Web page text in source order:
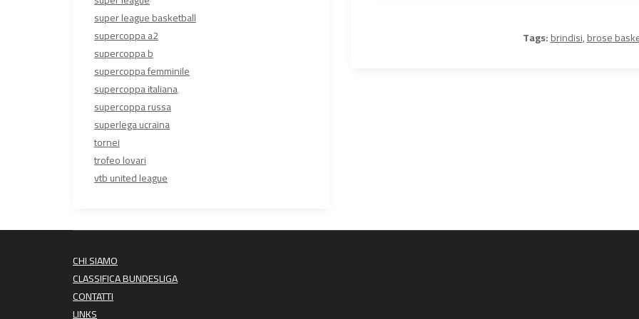
Tags:brindisi,brose
super league basketball
supercoppa a2
supercoppa b
supercoppa femminile
supercoppa italiana
supercoppa russa
superlega ucraina
tornei
trofeo lovari
vtb united league
CHI SIAMO
CLASSIFICA BUNDESLIGA
CONTATTI
LINKS